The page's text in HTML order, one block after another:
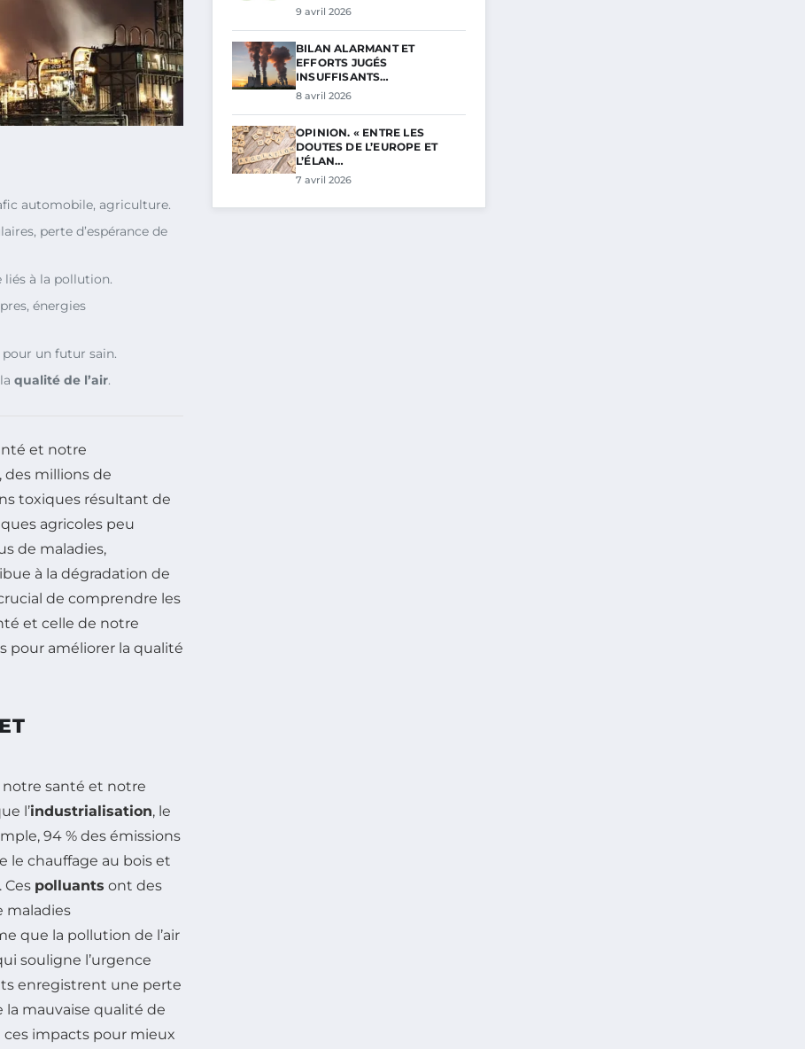
automobile, agriculture.
perte d’espérance de
liés à la pollution.
énergies
pour un futur sain.
qualité de l’air.
et notre
millions de
toxiques résultant de
agricoles peu
de maladies,
à la dégradation de
de comprendre les
et celle de notre
pour améliorer la qualité
santé et notre
l’industrialisation, le
94 % des émissions
le chauffage au bois et
Ces polluants ont des
maladies
que la pollution de l’air
souligne l’urgence
enregistrent une perte
la mauvaise qualité de
ces impacts pour mieux
9 avril 2026
BILAN ALARMANT ET
EFFORTS JUGÉS
INSUFFISANTS…
8 avril 2026
OPINION. « ENTRE LES
DOUTES DE L’EUROPE ET
L’ÉLAN…
7 avril 2026